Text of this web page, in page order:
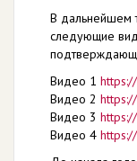
В дальнейшем
следующие
Видео 1
Видео 2
Видео 3
Видео 4